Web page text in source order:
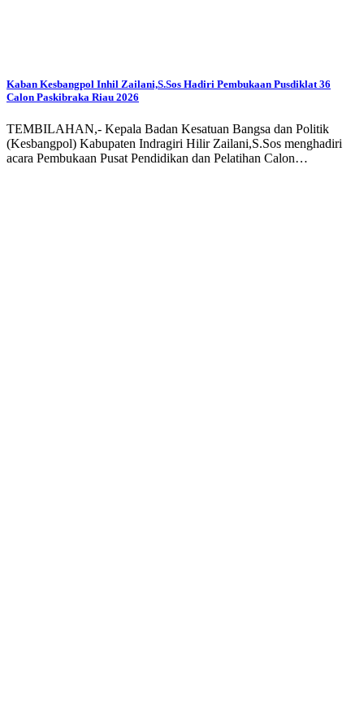
Kaban Kesbangpol Inhil Zailani,S.Sos Hadiri Pembukaan Pusdiklat 36
Calon Paskibraka Riau 2026
TEMBILAHAN,- Kepala Badan Kesatuan Bangsa dan Politik
(Kesbangpol) Kabupaten Indragiri Hilir Zailani,S.Sos menghadiri
acara Pembukaan Pusat Pendidikan dan Pelatihan Calon…